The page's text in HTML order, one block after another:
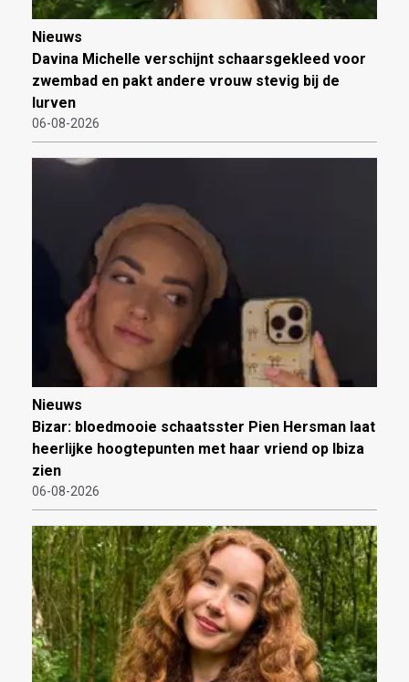
Nieuws
Davina Michelle verschijnt schaarsgekleed voor
zwembad en pakt andere vrouw stevig bij de
lurven
06-08-2026
Nieuws
Bizar: bloedmooie schaatsster Pien Hersman laat
heerlijke hoogtepunten met haar vriend op Ibiza
zien
06-08-2026